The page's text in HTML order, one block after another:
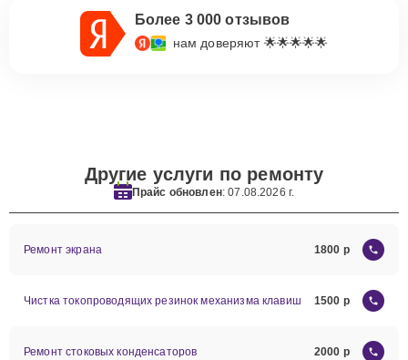
Более 3 000 отзывов
нам доверяют 🌟🌟🌟🌟🌟
Другие услуги по ремонту
Прайс обновлен: 07.08.2026 г.
Ремонт экрана 1800
Чистка токопроводящих резинок механизма клавиш 1500
Ремонт стоковых конденсаторов 2000